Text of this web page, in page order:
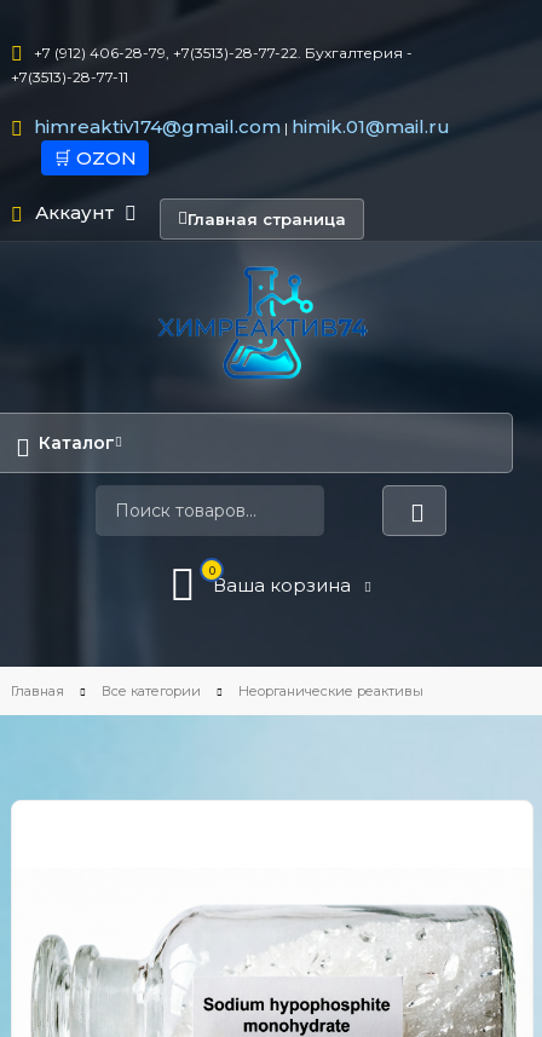
+7 (912) 406-28-79, +7(3513)-28-77-22. Бухгалтерия -
+7(3513)-28-77-11
himreaktiv174@gmail.com| himik.01@mail.ru
🛒 OZON
Аккаунт Главная страница
Каталог
0
Ваша корзина
Главная Все категории Неорганические реактивы